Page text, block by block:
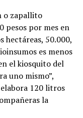
o zapallito
pesos por mes en
hectáreas, 50.000,
es menos
el kiosquito del
uno mismo”,
120 litros
la